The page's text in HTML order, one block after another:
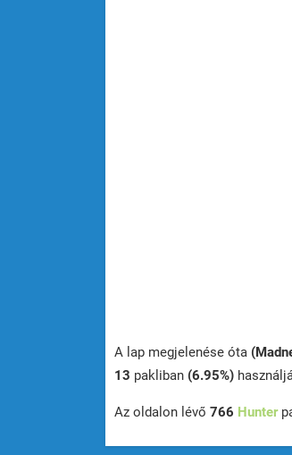
A lap megjelenése óta
13 pakliban (6.95%)
Az oldalon lévő 766 Hunter